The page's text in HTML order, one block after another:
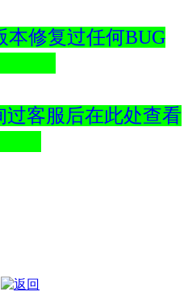
本修复过任何BUG
）
客服后在此处查看
）